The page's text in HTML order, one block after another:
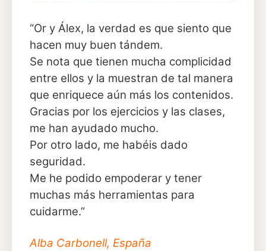
“Or y Álex, la verdad es que siento que
hacen muy buen tándem.
Se nota que tienen mucha complicidad
entre ellos y la muestran de tal manera
que enriquece aún más los contenidos.
Gracias por los ejercicios y las clases,
me han ayudado mucho.
Por otro lado, me habéis dado
seguridad.
Me he podido empoderar y tener
muchas más herramientas para
cuidarme.”
Alba Carbonell, España